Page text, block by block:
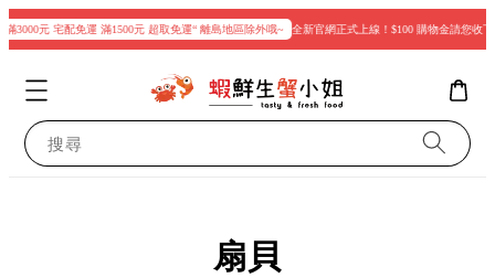
3000元 宅配免運 滿1500元 超取免運“ 離島地區除外哦~ 全新官網正式上線！$100 購物金請您收下
搜尋
扇貝